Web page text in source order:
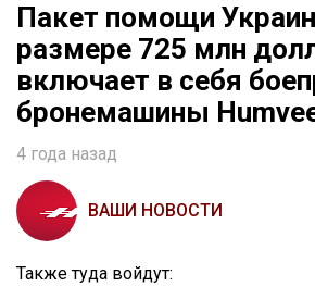
Пакет помощи
размере 725 млн
включает в себя
бронемашины
4 года назад
ВАШИ НОВОСТИ
Также туда войдут: